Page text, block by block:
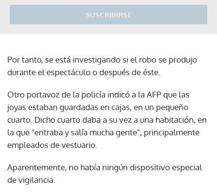
SUSCRIBIRSE
Por tanto, se está investigando si el robo se produjo
durante el espectáculo o después de éste.
Otro portavoz de la policía indicó a la AFP que las
joyas estaban guardadas en cajas, en un pequeño
cuarto. Dicho cuarto daba a su vez a una habitación, en
la que "entraba y salía mucha gente", principalmente
empleados de vestuario.
Aparentemente, no había ningún dispositivo especial
de vigilancia.